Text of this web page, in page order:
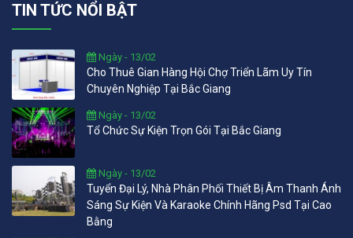
TIN TỨC NỔI BẬT
Ngày - 13/02
Cho Thuê Gian Hàng Hội Chợ Triển Lãm Uy Tín
Chuyên Nghiệp Tại Bắc Giang
Ngày - 13/02
Tổ Chức Sự Kiện Trọn Gói Tại Bắc Giang
Ngày - 13/02
Tuyển Đại Lý, Nhà Phân Phối Thiết Bị Âm Thanh Ánh
Sáng Sự Kiện Và Karaoke Chính Hãng Psd Tại Cao
Bằng